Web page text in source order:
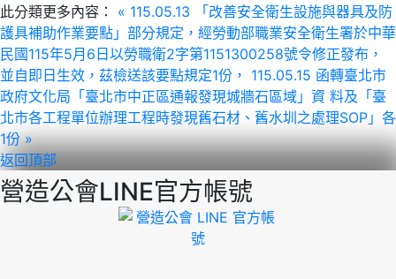
此分類更多內容：
« 115.05.13 「改善安全衛生設施與器具及防
護具補助作業要點」部分規定，經勞動部職業安全衛生署於中華
民國115年5月6日以勞職衛2字第1151300258號令修正發布，
並自即日生效，茲檢送該要點規定1份， 115.05.15 函轉臺北市
政府文化局「臺北市中正區通報發現城牆石區域」資 料及「臺
北市各工程單位辦理工程時發現舊石材、舊水圳之處理SOP」各
1份 »
返回頂部
營造公會LINE官方帳號